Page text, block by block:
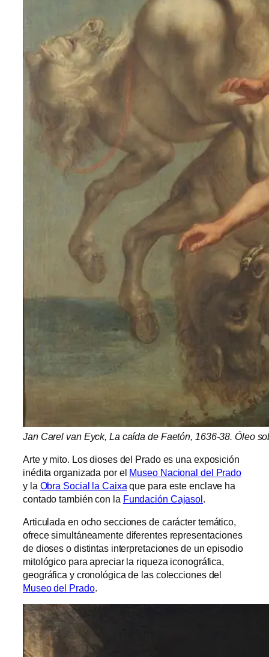
Jan Carel van Eyck, La caída de Faetón, 1636-38. Óleo
Arte y mito. Los dioses del Prado es una exposición
inédita organizada por el Museo Nacional del Prado
y la Obra Social la Caixa que para este enclave ha
contado también con la Fundación Cajasol.
Articulada en ocho secciones de carácter temático,
ofrece simultáneamente diferentes representaciones
de dioses o distintas interpretaciones de un episodio
mitológico para apreciar la riqueza iconográfica,
geográfica y cronológica de las colecciones del
Museo del Prado.